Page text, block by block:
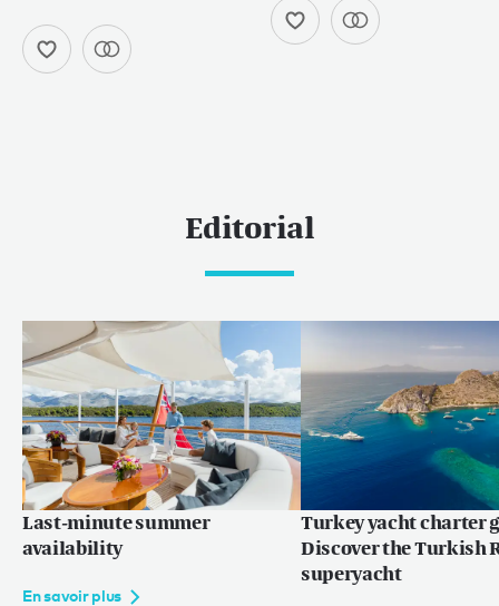
Editorial
Last-minute summer
availability
En savoir plus
Turkey yacht charter
Discover the Turkish
superyacht